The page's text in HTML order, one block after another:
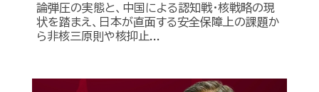
論弾圧の実態と、中国による認知戦・核戦略の現
状を踏まえ、日本が直面する安全保障上の課題か
ら非核三原則や核抑止...